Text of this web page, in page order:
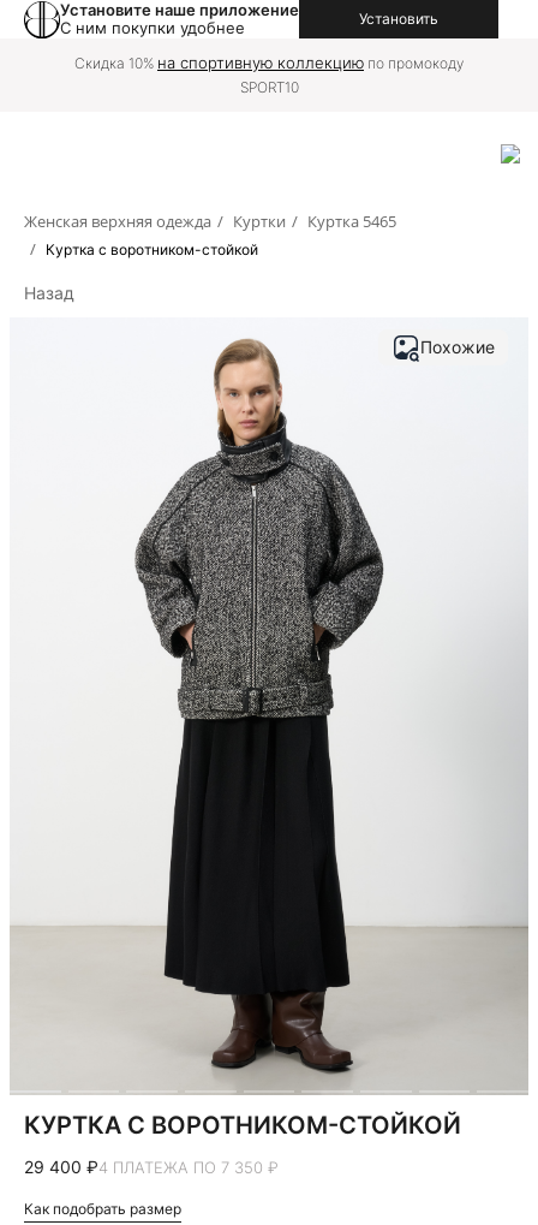
Установите наше приложение
С ним покупки удобнее
Установить
Скидка 10% на спортивную коллекцию по промокоду
SPORT10
Женская верхняя одежда / Куртки / Куртка 5465
/ Куртка с воротником-стойкой
Назад
Похожие
КУРТКА С ВОРОТНИКОМ-СТОЙКОЙ
29 400 ₽4 ПЛАТЕЖА ПО 7 350 ₽
Как подобрать размер